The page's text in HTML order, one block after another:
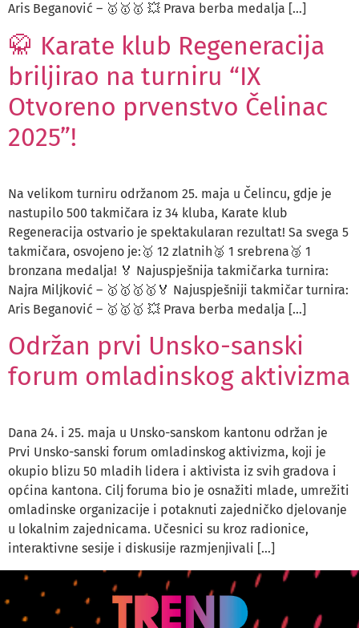
Aris Beganović – 🥇🥇🥇 💥 Prava berba medalja […]
🥋 Karate klub Regeneracija
briljirao na turniru “IX
Otvoreno prvenstvo Čelinac
2025”!
Na velikom turniru održanom 25. maja u Čelincu, gdje je
nastupilo 500 takmičara iz 34 kluba, Karate klub
Regeneracija ostvario je spektakularan rezultat! Sa svega 5
takmičara, osvojeno je:🥇 12 zlatnih🥈 1 srebrena🥉 1
bronzana medalja! 🏅 Najuspješnija takmičarka turnira:
Najra Miljković – 🥇🥇🥇🥇🏅 Najuspješniji takmičar turnira:
Aris Beganović – 🥇🥇🥇 💥 Prava berba medalja […]
Održan prvi Unsko-sanski
forum omladinskog aktivizma
Dana 24. i 25. maja u Unsko-sanskom kantonu održan je
Prvi Unsko-sanski forum omladinskog aktivizma, koji je
okupio blizu 50 mladih lidera i aktivista iz svih gradova i
općina kantona. Cilj foruma bio je osnažiti mlade, umrežiti
omladinske organizacije i potaknuti zajedničko djelovanje
u lokalnim zajednicama. Učesnici su kroz radionice,
interaktivne sesije i diskusije razmjenjivali […]